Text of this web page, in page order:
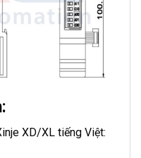
XD/XL tiếng Việt: